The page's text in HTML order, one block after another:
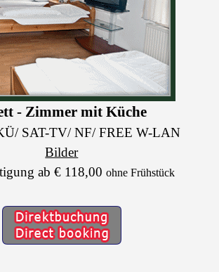
- Zimmer mit Küche
SAT-TV/ NF/ FREE W-LAN
Bilder
ab € 118,00 ohne Frühstück